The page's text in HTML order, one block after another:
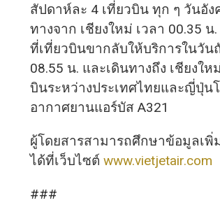
สัปดาห์ละ 4 เที่ยวบิน ทุก ๆ วันอั
ทางจาก เชียงใหม่ เวลา 00.35
ที่เที่ยวบินขากลับให้บริการในวัน
08.55 น. และเดินทางถึง เชียงใ
บินระหว่างประเทศไทยและญี่ปุ่น
อากาศยานแอร์บัส A321
ผู้โดยสารสามารถศึกษาข้อมูลเพิ่
ได้ที่เว็บไซต์ www.vietjetair.com
###